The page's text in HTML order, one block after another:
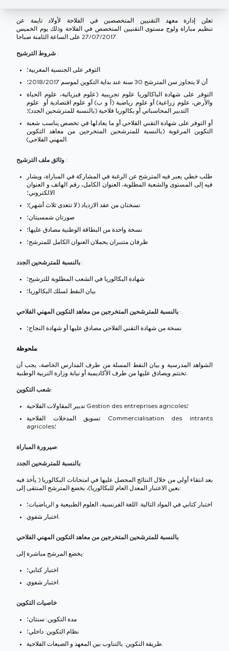
تعلن إدارة معهد التقنيين المتخصصين في الفلاحة لأولاد تايمة عن
تنظيم مباراة ولوج مستوى التقنيين المتخصص في الفلاحة وذلك يوم الخميس
27/07/2017 على الساعة الثامنة صباحا.
شروط الترشيح :
التوفر على الجنسية المغربية؛
أن لا يتجاوز سن المترشح 30 سنة عند بداية التكوين لموسم 2018/2017؛
التوفر على شهادة الباكالوريا علوم تجريبية (علوم فيزيائية، علوم الحياة
والأرض، علوم زراعية) أو علوم رياضية (أ و ب) أو علوم اقتصادية أو علوم
التدبير المحاسباتي أو بكالوريا فلاحية (بالنسبة للمترشحين الجدد)؛
أو التوفر على شهادة التقني الفلاحي أو ما يعادلها في تخصص يناسب شعبة
التكوين المرغوبة (بالنسبة للمترشحين المتخرجين من معاهد التكوين
المهني الفلاحي).
وثائق ملف الترشيح :
طلب خطي يعبر فيه المترشح عن الرغبة في المشاركة في المباراة، ويشار
فيه إلى المستوى والشعبة المطلوبة، العنوان الكامل، رقم الهاتف و العنوان
الالكتروني؛
نسختان من عقد الازدياد (لا تتعدى ثلاث أشهر)؛
صورتان شمسيتان؛
نسخة واحدة من البطاقة الوطنية مصادق عليها؛
ظرفان متنبران يحملان العنوان الكامل للمترشح؛
بالنسبة للمترشحين الجدد :
شهادة البكالوريا في الشعب المطلوبة للترشيح؛
بيان النقط لسلك البكالوريا؛
بالنسبة للمترشحين المتخرجين من معاهد التكوين المهني الفلاحي :
نسخة من شهادة التقني الفلاحي مصادق عليها أو شهادة النجاح؛
ملحوظة:
الشواهد المدرسية و بيان النقط المسلة من طرف المدارس الخاصة، يجب أن
تختتم ويصادق عليها من طرف الأكاديمية أو نيابة وزارة التربية الوطنية.
شعب التكوين:
تدبير المقاولات الفلاحية Gestion des entreprises agricoles؛
تسويق المدخلات الفلاحية Commercialisation des intrants
agricoles؛
صيرورة المباراة:
بالنسبة للمترشحين الجدد:
بعد انتقاء أولي من خلال النتائج المحصل عليها في امتحانات البكالوريا ( يأخذ فيه
بعين الاعتبار المعدل العام للبكالوريا)، يخضع المترشح المنتقى إلى:
اختبار كتابي في المواد التالية: اللغة الفرنسية، العلوم الطبيعية و لرياضيات؛
اختبار شفوي.
بالنسبة للمترشحين المتخرجين من معاهد التكوين المهني الفلاحي
يخضع المرشح مباشرة إلى:
اختبار كتابي؛
اختبار شفوي.
خاصيات التكوين
مدة التكوين: سنتان؛
نظام التكوين: داخلي؛
طريقة التكوين: بالتناوب بين المعهد و الضيعات الفلاحية.